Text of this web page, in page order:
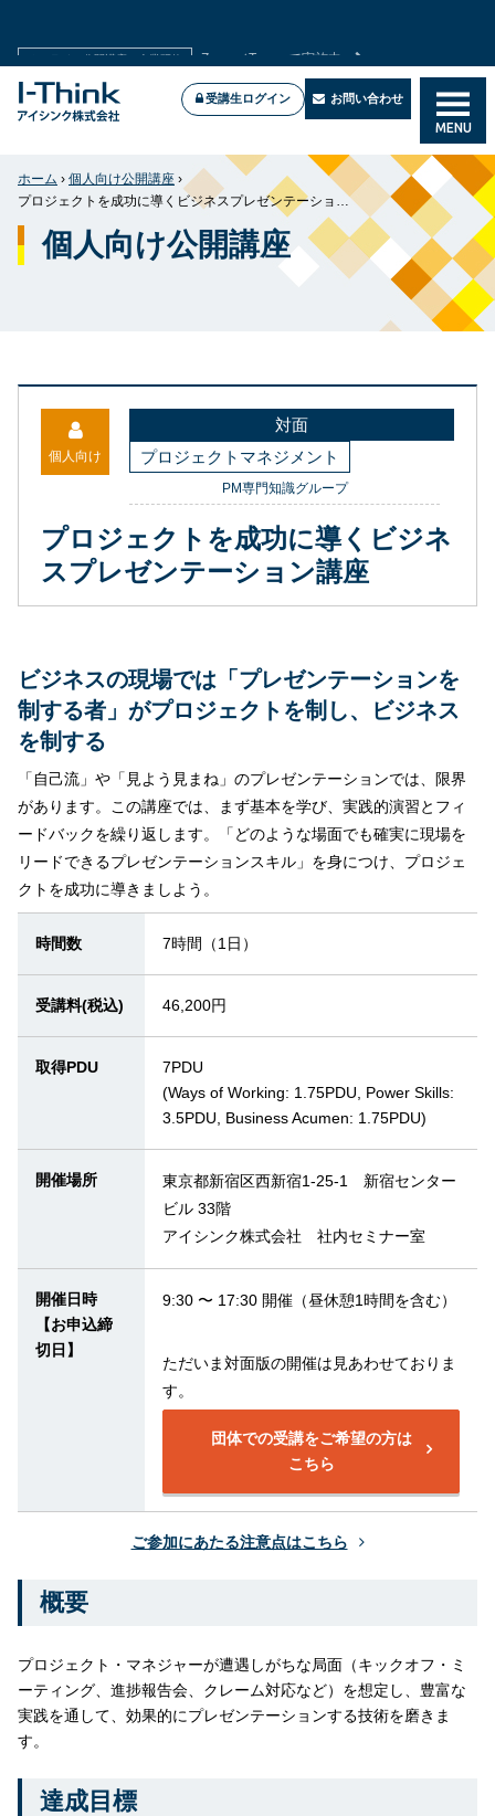
座
受講生ログイン お問い合わせ
MENU
個人向け公開講座
ホーム › 個人向け公開講座 ›
プロジェクトを成功に導くビジネスプレゼンテーション講座
個人向け
対面
プロジェクトマネジメント
PM専門知識グループ
プロジェクトを成功に導くビジネ
スプレゼンテーション講座
ビジネスの現場では「プレゼンテーションを
制する者」がプロジェクトを制し、ビジネス
を制する
「自己流」や「見よう見まね」のプレゼンテーションでは、限界
があります。この講座では、まず基本を学び、実践的演習とフィ
ードバックを繰り返します。「どのような場面でも確実に現場を
リードできるプレゼンテーションスキル」を身につけ、プロジェ
クトを成功に導きましよう。
時間数 7時間（1日）
受講料(税込) 46,200円
取得PDU
7PDU
(Ways of Working: 1.75PDU, Power Skills:
3.5PDU, Business Acumen: 1.75PDU)
開催場所
東京都新宿区西新宿1-25-1 新宿センター
ビル 33階
アイシンク株式会社 社内セミナー室
開催日時
【お申込締
切日】
9:30 〜 17:30 開催（昼休憩1時間を含む）
ただいま対面版の開催は見あわせておりま
す。
団体での受講をご希望の方は
こちら
ご参加にあたる注意点はこちら
概要
プロジェクト・マネジャーが遭遇しがちな局面（キックオフ・ミ
ーティング、進捗報告会、クレーム対応など）を想定し、豊富な
実践を通して、効果的にプレゼンテーションする技術を磨きま
す。
達成目標